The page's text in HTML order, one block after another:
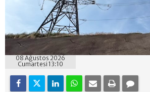
08 Ağustos 2026
Cumartesi 13:10